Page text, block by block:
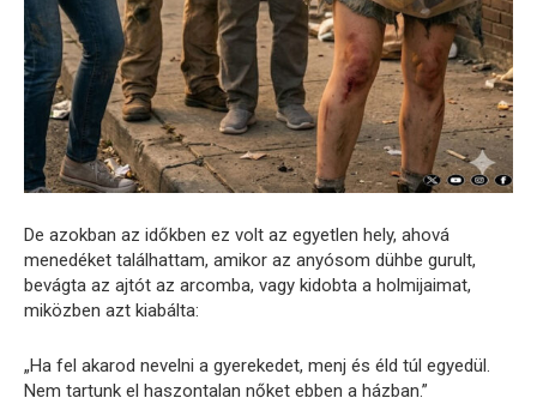
De azokban az időkben ez volt az egyetlen hely, ahová
menedéket találhattam, amikor az anyósom dühbe gurult,
bevágta az ajtót az arcomba, vagy kidobta a holmijaimat,
miközben azt kiabálta:
„Ha fel akarod nevelni a gyerekedet, menj és éld túl egyedül.
Nem tartunk el haszontalan nőket ebben a házban.”